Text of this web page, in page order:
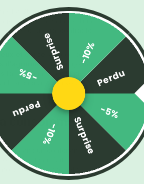
La
Strawberry Easy
solide et le sérieux d'une
et un vrai contraste
et corsé
, à l'opposé du
d'agrumes
. Et pour goûter à
fait le bonheur des indécis.
aide à choisir selon vos
consommer
frais et sec fait
Évitez les sachets
-10%
Perdu
-5%
Surprise
-10%
Perdu
-5%
Surprise